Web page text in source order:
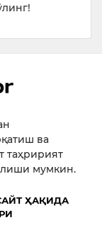
ва
таҳририят
мумкин.
ҲАҚИДА